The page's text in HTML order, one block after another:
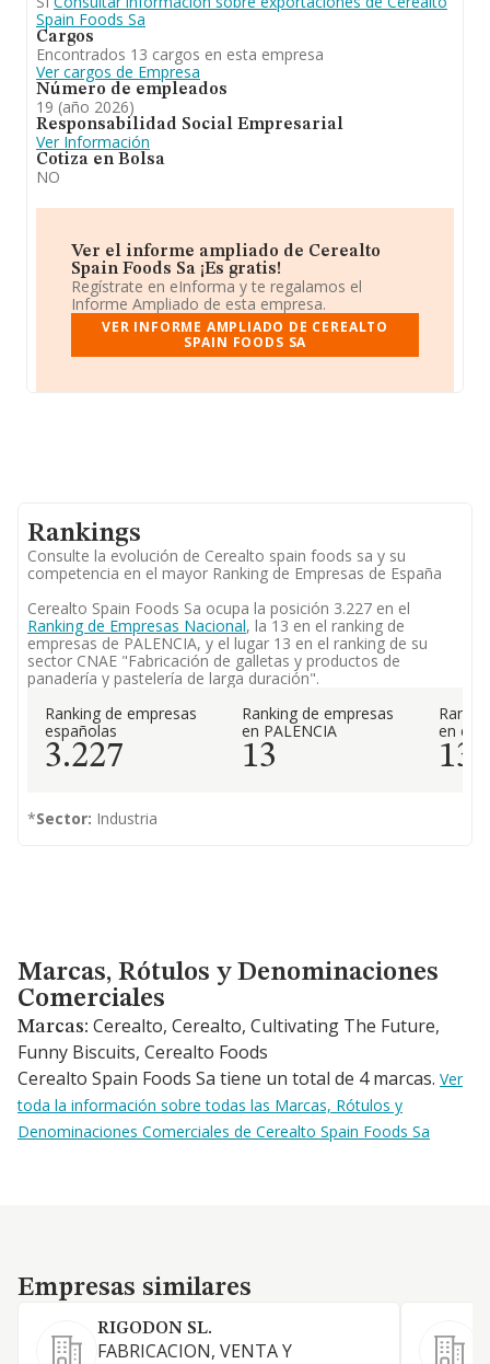
Spain Foods Sa
Cargos
Encontrados 13 cargos en esta empresa
Ver cargos de Empresa
Número de empleados
19 (año 2026)
Responsabilidad Social Empresarial
Ver Información
Cotiza en Bolsa
NO
Ver el informe ampliado de Cerealto
Spain Foods Sa ¡Es gratis!
Regístrate en eInforma y te regalamos el
Informe Ampliado de esta empresa.
VER INFORME AMPLIADO DE CEREALTO
SPAIN FOODS SA
Rankings
Consulte la evolución de Cerealto spain foods sa y su
competencia en el mayor Ranking de Empresas de España
Cerealto Spain Foods Sa ocupa la posición 3.227 en el
Ranking de Empresas Nacional, la 13 en el ranking de
empresas de PALENCIA, y el lugar 13 en el ranking de su
sector CNAE "Fabricación de galletas y productos de
panadería y pastelería de larga duración".
Ranking de empresas
españolas
3.227
Ranking de empresas
en PALENCIA
13
en el
13
*Sector: Industria
Marcas, Rótulos y Denominaciones Comerciales
Marcas, Rótulos y Denominaciones
Comerciales
Marcas: Cerealto, Cerealto, Cultivating The Future,
Funny Biscuits, Cerealto Foods
Cerealto Spain Foods Sa tiene un total de 4 marcas. Ver
toda la información sobre todas las Marcas, Rótulos y
Denominaciones Comerciales de Cerealto Spain Foods Sa
Empresas similares
Empresas similares
RIGODON SL.
FABRICACION, VENTA Y